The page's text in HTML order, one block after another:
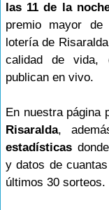
las 11 de la
premio mayor
lotería de
calidad de vida,
publican en vivo.
En nuestra página
Risaralda,
estadísticas
y datos de
últimos 30 sorteos.